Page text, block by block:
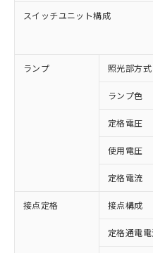
スイッチユニット構成
ランプ 照光部方式
ランプ色
定格電圧
使用電圧
定格電流
接点定格 接点構成
定格通電
ご利用条件
※1 対応状況
対応済み：EU
非含有に対応した
す。
対応予定：EU
有に対応した製品